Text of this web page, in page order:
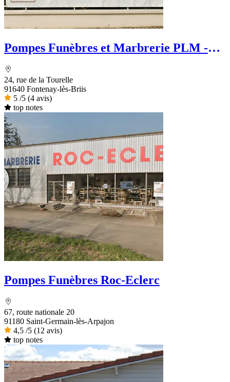
Pompes Funèbres et Marbrerie PLM -
24, rue de la Tourelle
91640 Fontenay-lès-Briis
5 /5 (4 avis)
top notes
Pompes Funèbres Roc-Eclerc
67, route nationale 20
91180 Saint-Germain-lès-Arpajon
4,5 /5 (12 avis)
top notes